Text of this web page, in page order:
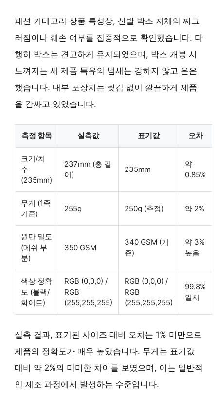
패션 카테고리 상품 특성상, 신발 박스 자체의 찌그
러짐이나 훼손 여부를 집중적으로 확인했습니다. 다
행히 박스는 견고하게 유지되었으며, 박스 개봉 시
느껴지는 새 제품 특유의 냄새는 강하지 않고 은은
했습니다. 내부 포장지는 찢김 없이 깔끔하게 제품
을 감싸고 있었습니다.
측정 항목 실측값 표기값 오차
크기/치
수
(235mm)
237mm (총 길
이)
235mm
약
0.85%
무게 (1족
기준)
255g 250g (추정) 약 2%
원단 밀도
(메쉬 부
분)
350 GSM
340 GSM (기
준)
약 3%
높음
색상 정확
도 (블랙/
화이트)
RGB (0,0,0) /
RGB
(255,255,255)
RGB (0,0,0) /
RGB
(255,255,255)
99.8%
일치
실측 결과, 표기된 사이즈 대비 오차는 1% 미만으로
제품의 정확도가 매우 높았습니다. 무게는 표기값
대비 약 2%의 미미한 차이를 보였으며, 이는 일반적
인 제조 과정에서 발생하는 수준입니다.